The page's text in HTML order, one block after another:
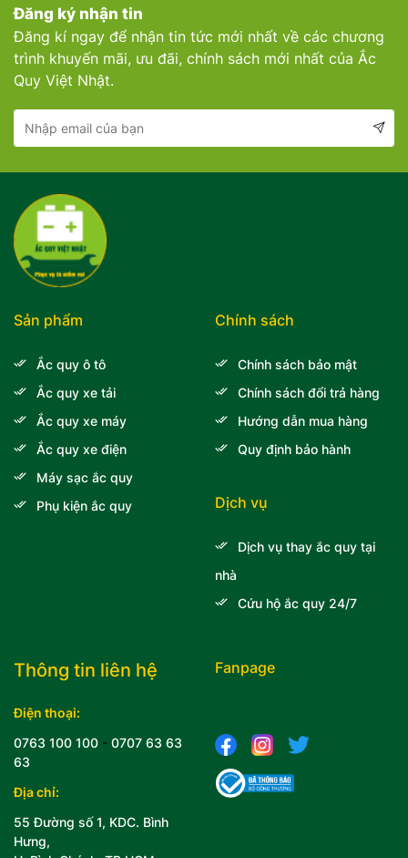
Đăng ký nhận tin
Đăng kí ngay để nhận tin tức mới nhất về các chương
trình khuyến mãi, ưu đãi, chính sách mới nhất của Ắc
Quy Việt Nhật.
Thông tin liên hệ
Điện thoại:
0763 100 100 - 0707 63 63
63
Địa chỉ:
55 Đường số 1, KDC. Bình
Hưng,
Sản phẩm
Ắc quy ô tô
Ắc quy xe tải
Ắc quy xe máy
Ắc quy xe điện
Máy sạc ắc quy
Phụ kiện ắc quy
Chính sách
Chính sách bảo mật
Chính sách đổi trả hàng
Hướng dẫn mua hàng
Quy định bảo hành
Dịch vụ
Dịch vụ thay ắc quy tại
nhà
Cứu hộ ắc quy 24/7
Fanpage